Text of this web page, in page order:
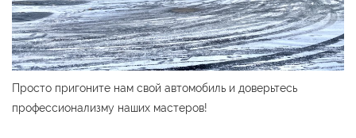
Просто пригоните нам свой автомобиль и доверьтесь
профессионализму наших мастеров!